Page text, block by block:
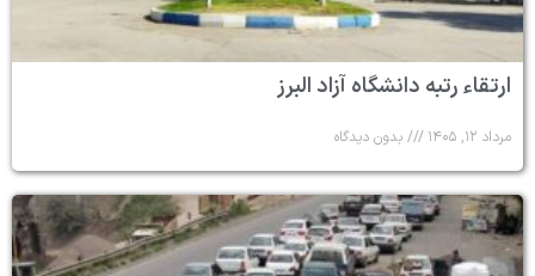
ارتقاء رتبه دانشگاه آزاد البرز
مرداد ۱۲, ۱۴۰۵ بدون دیدگاه